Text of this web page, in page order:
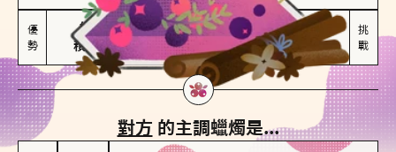
優
勢
能建立緊密關係
積極維繫關係熱度
嫉妒心較強
可能出現控制欲
挑
戰
對方 的主調蠟燭是...